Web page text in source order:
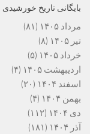
بایگانی تاریخ خورشیدی
مرداد ۱۴۰۵
(۸۱)
تیر ۱۴۰۵
(۸)
خرداد ۱۴۰۵
(۵)
اردیبهشت ۱۴۰۵
(۴)
اسفند ۱۴۰۴
(۲۰)
بهمن ۱۴۰۴
(۴)
دی ۱۴۰۴
(۱۱۲)
آذر ۱۴۰۴
(۱۸۱)